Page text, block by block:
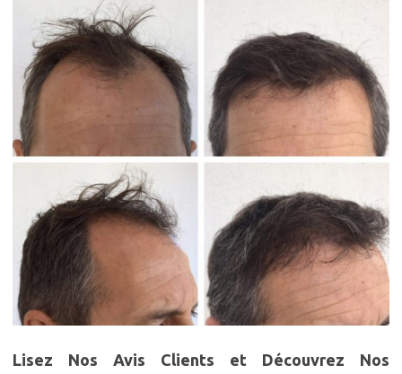
Lisez Nos Avis Clients et Découvrez Nos